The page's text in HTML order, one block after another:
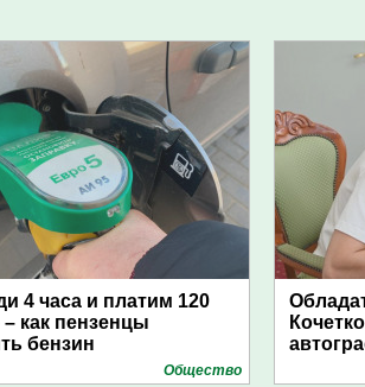
4 часа и платим 120
как пензенцы
бензин
Общество